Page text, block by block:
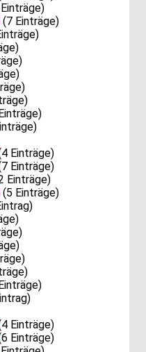
(7 Einträge)
Einträge)
Einträge)
Einträge)
(5 Einträge)
Einträge)
Einträge)